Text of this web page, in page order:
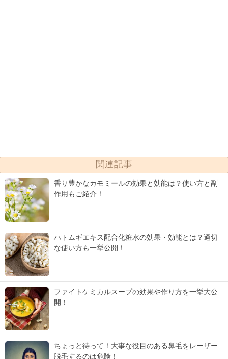
関連記事
香り豊かなカモミールの効果と効能は？使い方と副
作用もご紹介！
ハトムギエキス配合化粧水の効果・効能とは？適切
な使い方も一挙公開！
ファイトケミカルスープの効果や作り方を一挙大公
開！
ちょっと待って！大事な役目のある鼻毛をレーザー
脱毛するのは危険！